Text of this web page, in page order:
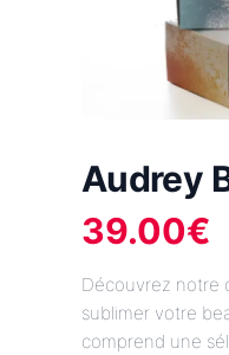
Audrey
39.00€
Découvrez notre
sublimer votre
comprend une